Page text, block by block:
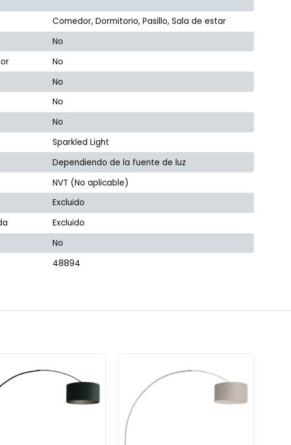
Comedor, Dormitorio, Pasillo, Sala de estar
No
No
No
No
No
Sparkled Light
Dependiendo de la fuente de luz
NVT (No aplicable)
Excluido
Excluido
No
48894